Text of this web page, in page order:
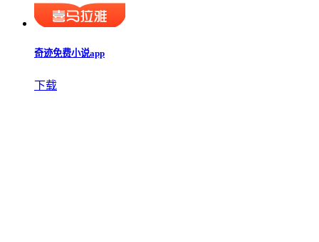
奇迹免费小说app
下载